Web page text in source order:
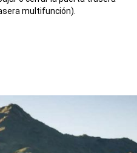
multifunción).